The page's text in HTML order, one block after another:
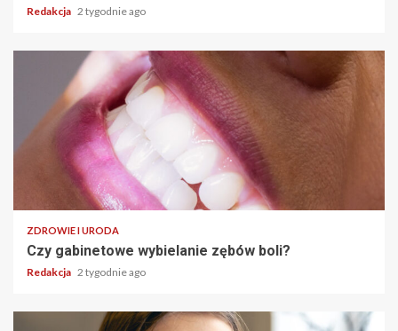
Redakcja 2 tygodnie ago
ZDROWIE I URODA
Czy gabinetowe wybielanie zębów boli?
Redakcja 2 tygodnie ago